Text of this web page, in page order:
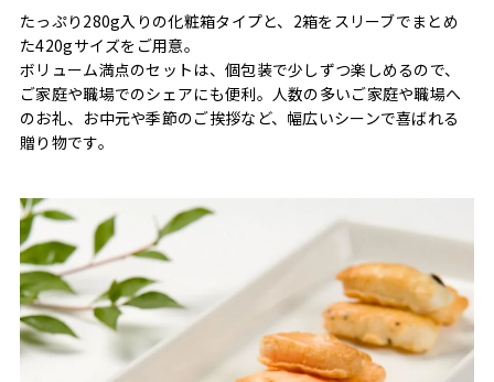
たっぷり280g入りの化粧箱タイプと、2箱をスリーブでまとめ
た420gサイズをご用意。
ボリューム満点のセットは、個包装で少しずつ楽しめるので、
ご家庭や職場でのシェアにも便利。人数の多いご家庭や職場へ
のお礼、お中元や季節のご挨拶など、幅広いシーンで喜ばれる
贈り物です。